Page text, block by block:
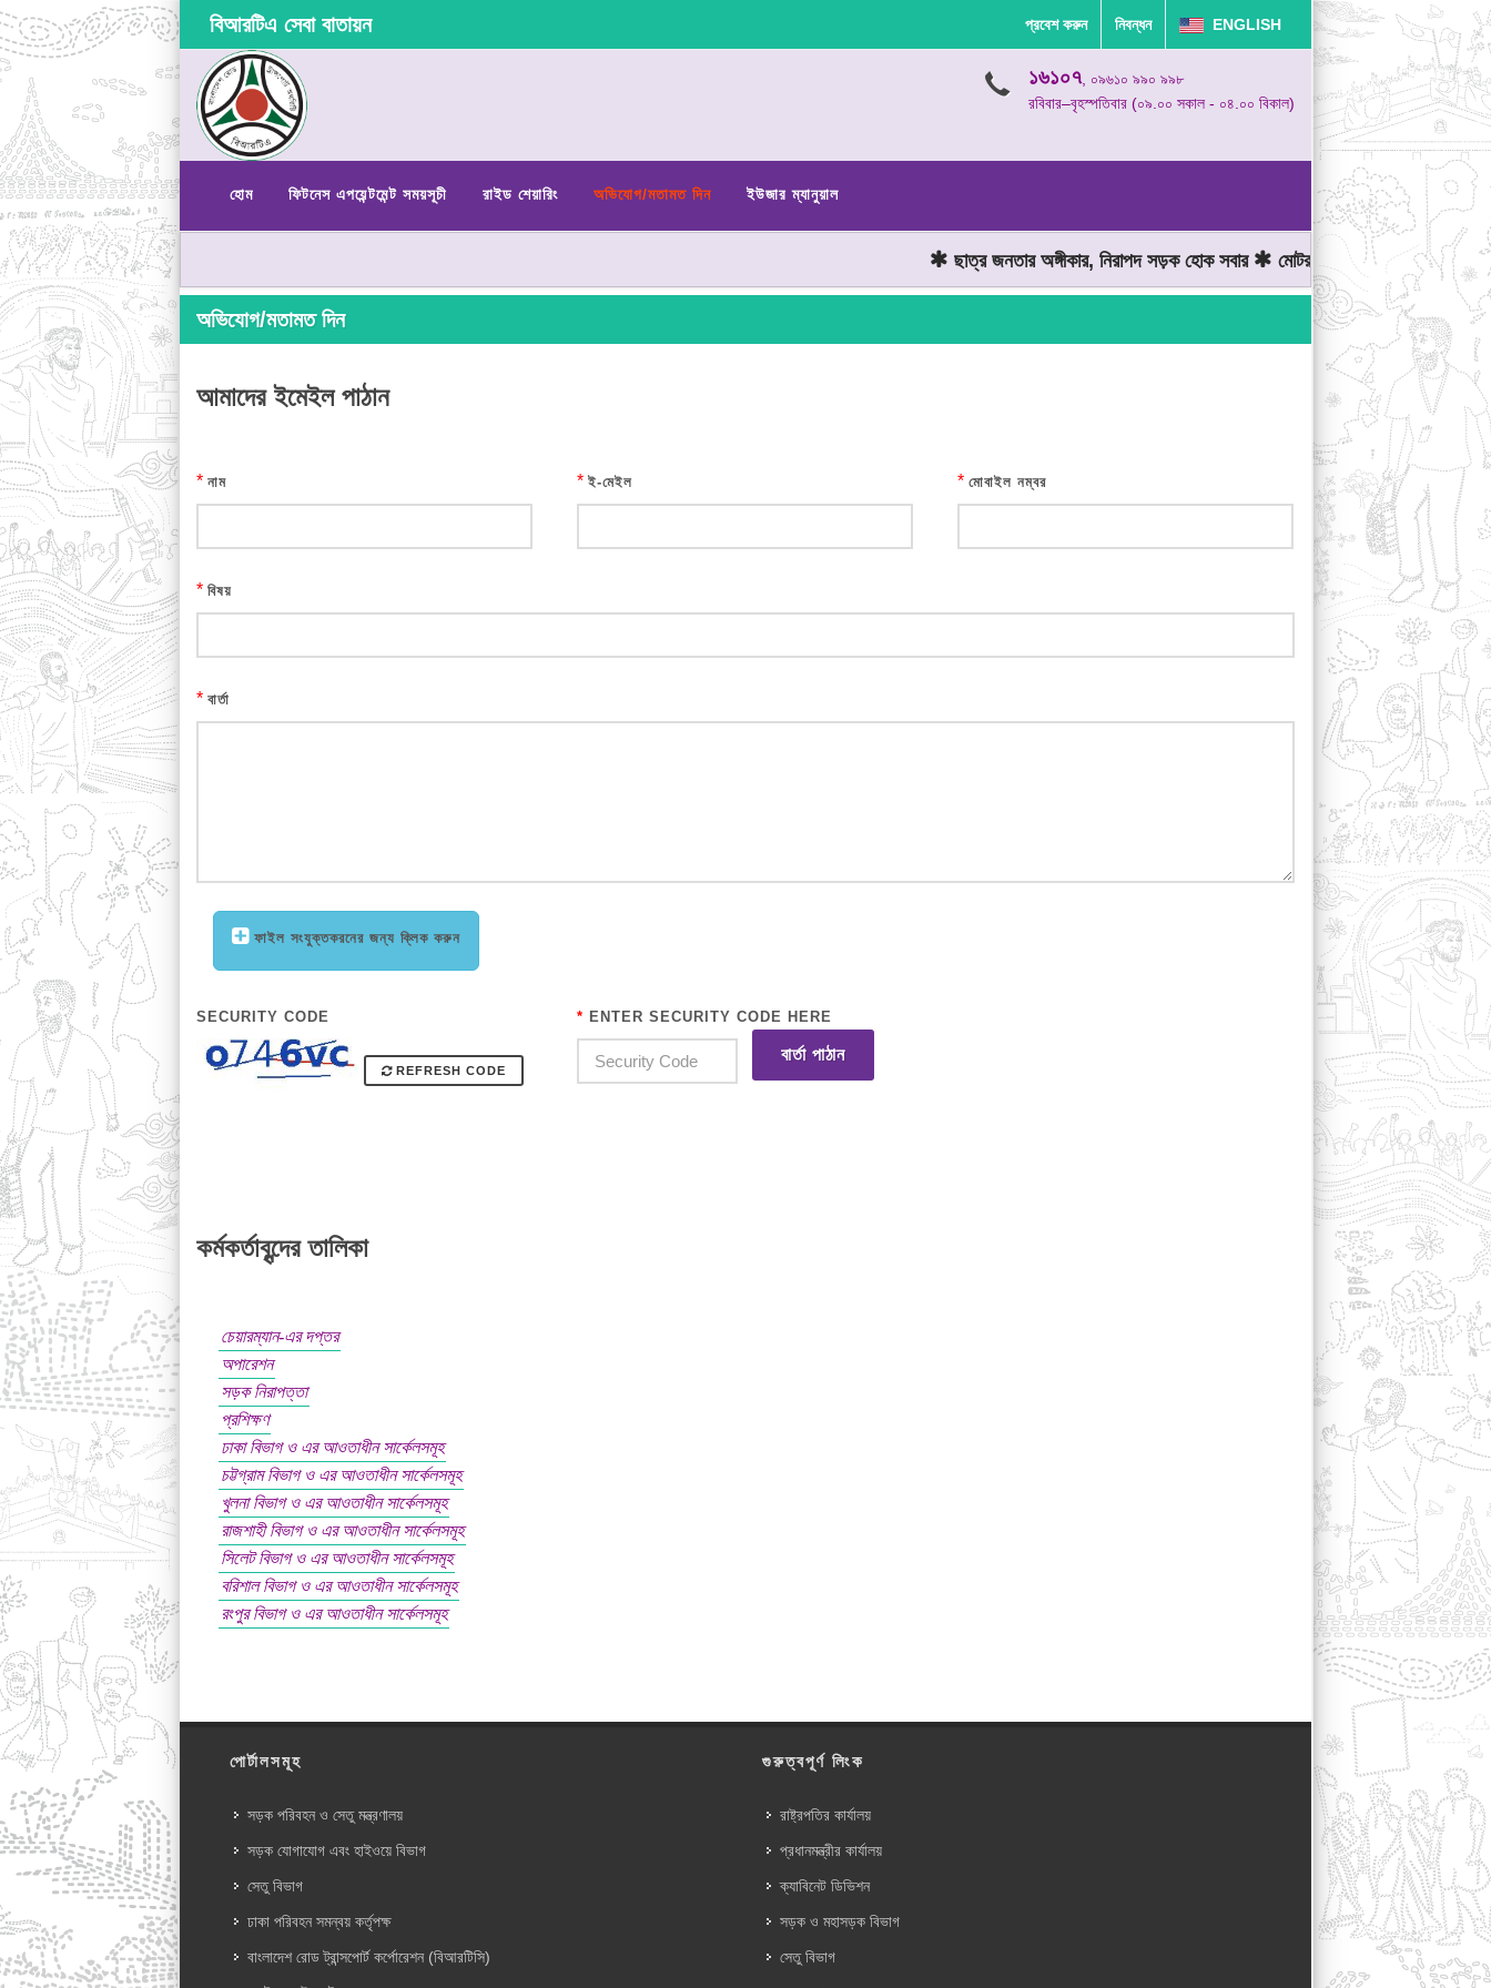
বিআরটিএ সেবা বাতায়ন প্রবেশ করুন নিবন্ধন ENGLISH
১৬১০৭, ০৯৬১০ ৯৯০ ৯৯৮
রবিবার–বৃহস্পতিবার (০৯.০০ সকাল - ০৪.০০ বিকাল)
হোম ফিটনেস এপয়েন্টমেন্ট সময়সূচী রাইড শেয়ারিং অভিযোগ/মতামত দিন ইউজার ম্যানুয়াল
ছাত্র জনতার অঙ্গীকার, নিরাপদ সড়ক হোক সবার মোটরযান চালানোর সময় গতিসীমা
অভিযোগ/মতামত দিন
আমাদের ইমেইল পাঠান
* নাম * ই-মেইল * মোবাইল নম্বর
* বিষয়
* বার্তা
ফাইল সংযুক্তকরনের জন্য ক্লিক করুন
SECURITY CODE
REFRESH CODE
* ENTER SECURITY CODE HERE
বার্তা পাঠান
কর্মকর্তাবৃন্দের তালিকা
চেয়ারম্যান-এর দপ্তর
অপারেশন
সড়ক নিরাপত্তা
প্রশিক্ষণ
ঢাকা বিভাগ ও এর আওতাধীন সার্কেলসমূহ
চট্টগ্রাম বিভাগ ও এর আওতাধীন সার্কেলসমূহ
খুলনা বিভাগ ও এর আওতাধীন সার্কেলসমূহ
রাজশাহী বিভাগ ও এর আওতাধীন সার্কেলসমূহ
সিলেট বিভাগ ও এর আওতাধীন সার্কেলসমূহ
বরিশাল বিভাগ ও এর আওতাধীন সার্কেলসমূহ
রংপুর বিভাগ ও এর আওতাধীন সার্কেলসমূহ
পোর্টালসমূহ
সড়ক পরিবহন ও সেতু মন্ত্রণালয়
সড়ক যোগাযোগ এবং হাইওয়ে বিভাগ
সেতু বিভাগ
ঢাকা পরিবহন সমন্বয় কর্তৃপক্ষ
বাংলাদেশ রোড ট্রান্সপোর্ট কর্পোরেশন (বিআরটিসি)
গুরুত্বপূর্ণ লিংক
রাষ্ট্রপতির কার্যালয়
প্রধানমন্ত্রীর কার্যালয়
ক্যাবিনেট ডিভিশন
সড়ক ও মহাসড়ক বিভাগ
সেতু বিভাগ